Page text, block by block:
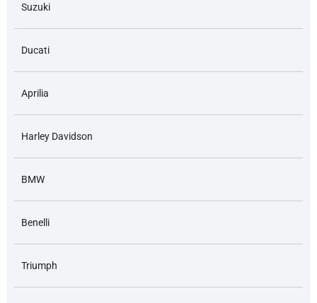
Suzuki
Ducati
Aprilia
Harley Davidson
BMW
Benelli
Triumph